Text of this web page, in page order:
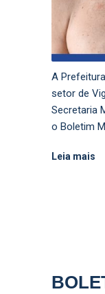
A
setor de
Secretaria
o Boletim
Leia mais